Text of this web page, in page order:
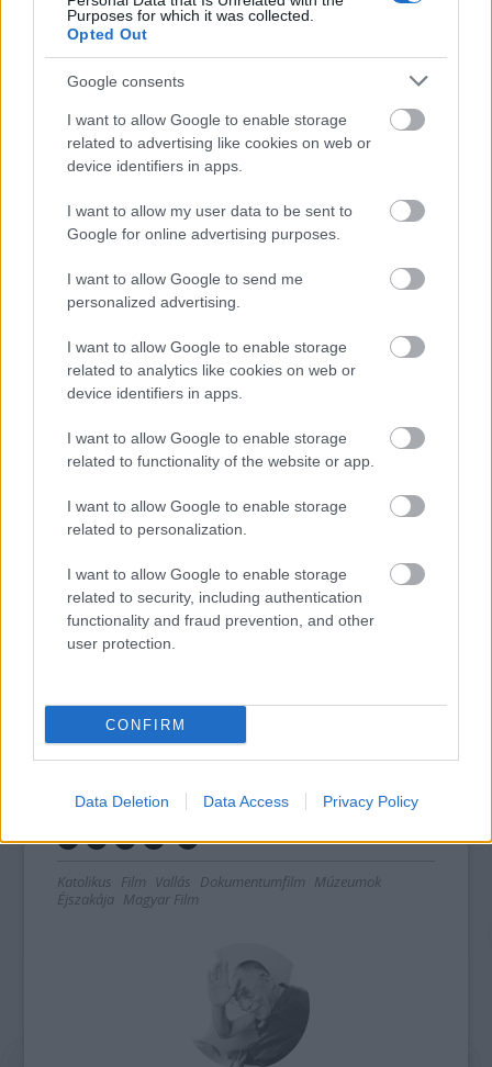
Purposes for which it was collected.
Opted Out
Google consents
I want to allow Google to enable storage
related to advertising like cookies on web or
device identifiers in apps.
I want to allow my user data to be sent to
Google for online advertising purposes.
I want to allow Google to send me
personalized advertising.
I want to allow Google to enable storage
related to analytics like cookies on web or
device identifiers in apps.
I want to allow Google to enable storage
related to functionality of the website or app.
I want to allow Google to enable storage
related to personalization.
I want to allow Google to enable storage
related to security, including authentication
functionality and fraud prevention, and other
user protection.
CONFIRM
Data Deletion Data Access Privacy Policy
kívánnak életükön, miközben a spanyol
kultúra, a természet és az egyedi
dokumentumfilmek szerelmeseinek is
Tolvaly Ferenc egész estés
támogatásával készült, a Cameofilm Stúdió
Csáky Attila producer vezetésével gyártotta
Rendtartománya patronálta.
A film mozipremierjére a Nemzetközi
keretében kerül sor. A mozibemutatóval
egyidejűleg a film alapjául szolgáló regény is
megjelenik.
Katolikus Film Vallás Dokumentumfilm Múzeumok
Éjszakája Magyar Film